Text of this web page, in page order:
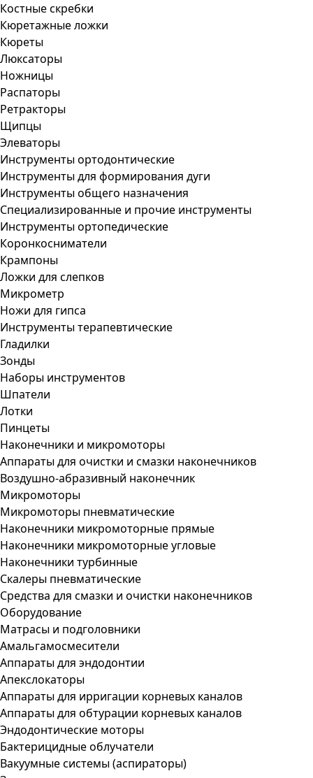
Костные скребки
Кюретажные ложки
Кюреты
Люксаторы
Ножницы
Распаторы
Ретракторы
Щипцы
Элеваторы
Инструменты ортодонтические
Инструменты для формирования дуги
Инструменты общего назначения
Специализированные и прочие инструменты
Инструменты ортопедические
Коронкосниматели
Крампоны
Ложки для слепков
Микрометр
Ножи для гипса
Инструменты терапевтические
Гладилки
Зонды
Наборы инструментов
Шпатели
Лотки
Пинцеты
Наконечники и микромоторы
Аппараты для очистки и смазки наконечников
Воздушно-абразивный наконечник
Микромоторы
Микромоторы пневматические
Наконечники микромоторные прямые
Наконечники микромоторные угловые
Наконечники турбинные
Скалеры пневматические
Средства для смазки и очистки наконечников
Оборудование
Матрасы и подголовники
Амальгамосмесители
Аппараты для эндодонтии
Апекслокаторы
Аппараты для ирригации корневых каналов
Аппараты для обтурации корневых каналов
Эндодонтические моторы
Бактерицидные облучатели
Вакуумные системы (аспираторы)